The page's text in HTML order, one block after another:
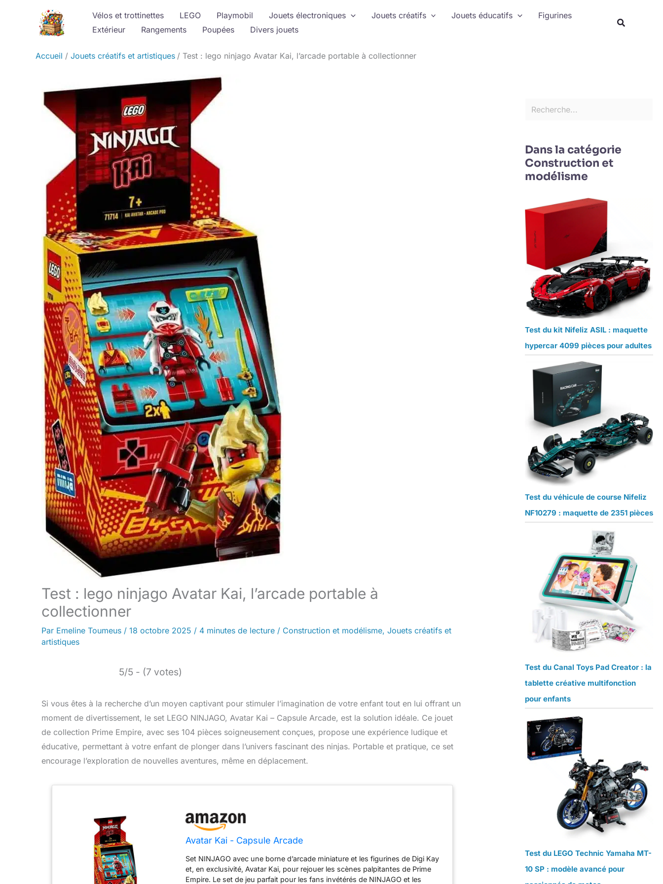
Vélos et trottinettes LEGO Playmobil Jouets électroniques Jouets créatifs Jouets éducatifs
Figurines
Extérieur
Rangements Poupées Divers jouets
Accueil Jouets créatifs et artistiques Test : lego ninjago Avatar Kai, l’arcade portable à collectionner
Test : lego ninjago Avatar Kai, l’arcade portable à
collectionner
Par Emeline Toumeus / 18 octobre 2025 / 4 minutes de lecture / Construction et modélisme, Jouets créatifs et
artistiques
5/5 - (7 votes)
Si vous êtes à la recherche d’un moyen captivant pour stimuler l’imagination de votre enfant tout en lui offrant un
moment de divertissement, le set LEGO NINJAGO, Avatar Kai – Capsule Arcade, est la solution idéale. Ce jouet
de collection Prime Empire, avec ses 104 pièces soigneusement conçues, propose une expérience ludique et
éducative, permettant à votre enfant de plonger dans l’univers fascinant des ninjas. Portable et pratique, ce set
encourage l’exploration de nouvelles aventures, même en déplacement.
Avatar Kai - Capsule Arcade
Set NINJAGO avec une borne d’arcade miniature et les figurines de Digi Kay
et, en exclusivité, Avatar Kai, pour rejouer les scènes palpitantes de Prime
Empire. Le set de jeu parfait pour les fans invétérés de NINJAGO et les
Dans la catégorie
Construction et
modélisme
Test du kit Nifeliz ASIL : maquette
hypercar 4099 pièces pour adultes
Test du véhicule de course Nifeliz
NF10279 : maquette de 2351 pièces
Test du Canal Toys Pad Creator : la
tablette créative multifonction
pour enfants
Test du LEGO Technic Yamaha MT-
10 SP : modèle avancé pour